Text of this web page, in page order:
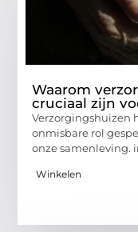
Waarom
cruciaal zijn
Verzorgingshuizen
onmisbare rol
onze samenleving.
Winkelen